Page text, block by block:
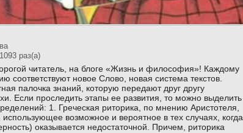
раз(a)
читатель, на блоге «Жизнь и философия»! Каждому
соответствуют новое Слово, новая система текстов.
палочка знаний, которую передают друг другу
Если проследить этапы ее развития, то можно выделить
1. Греческая риторика, по мнению Аристотеля,
использующее возможное и вероятное в тех случаях, когда
оказывается недостаточной. Причем, риторика